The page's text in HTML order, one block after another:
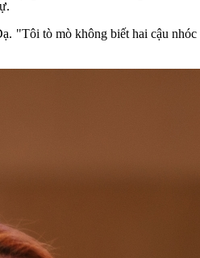
"Tôi tò mò không biết hai cậu